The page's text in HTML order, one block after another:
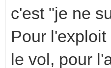
c'est "je ne
Pour
le vol, pour